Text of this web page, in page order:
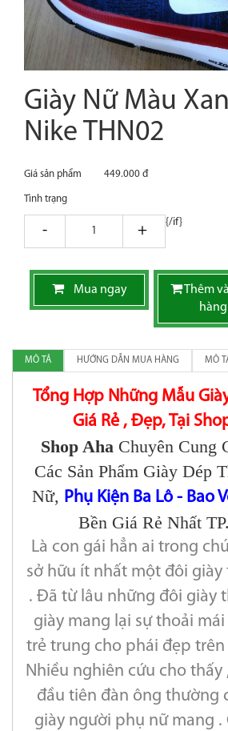
Giày Nữ Màu
Nike THN02
Giá sản phẩm 449.000 đ
Tình trạng
giam tang
{/if}
Mua ngay
Thêm
hàng
MÔ TẢ HƯỚNG DẪN MUA HÀNG MÔ
Tổng Hợp Những Mẫu
Giá Rẻ , Đẹp, Tại
Shop Aha Chuyên Cung
Các Sản Phẩm Giày Dép
Nữ, Phụ Kiện Ba Lô - Bao
Bền Giá Rẻ Nhất
Là con gái hẳn ai trong
sở hữu ít nhất một đôi giày
. Đã từ lâu những đôi giày
giày mang lại sự thoải
trẻ trung cho phái đẹp
Nhiều nghiên cứu cho
đầu tiên đàn ông thường
giày người phụ nữ mang .